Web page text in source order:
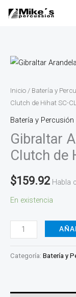
Inicio / Batería y
Clutch de Hihat SC-
Batería y Percusión
Gibraltar
Clutch de
$159.92 Habla
En existencia
Gibraltar
de
Goma
para
Clutch
de
Hihat
SC-
CLR/2
cantidad
Categoría: Batería y